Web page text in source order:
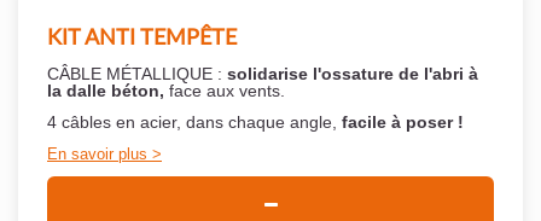
KIT ANTI TEMPÊTE
CÂBLE MÉTALLIQUE : solidarise l'ossature de l'abri à
la dalle béton, face aux vents.
4 câbles en acier, dans chaque angle, facile à poser !
En savoir plus